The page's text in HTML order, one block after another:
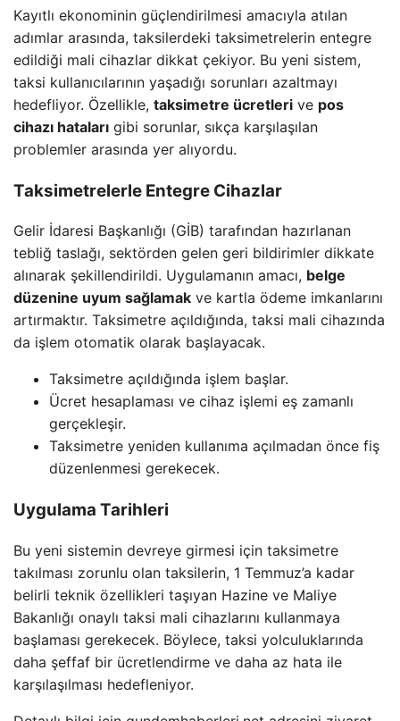
Kayıtlı ekonominin güçlendirilmesi amacıyla atılan
adımlar arasında, taksilerdeki taksimetrelerin entegre
edildiği mali cihazlar dikkat çekiyor. Bu yeni sistem,
taksi kullanıcılarının yaşadığı sorunları azaltmayı
hedefliyor. Özellikle, taksimetre ücretleri ve pos
cihazı hataları gibi sorunlar, sıkça karşılaşılan
problemler arasında yer alıyordu.
Taksimetrelerle Entegre Cihazlar
Gelir İdaresi Başkanlığı (GİB) tarafından hazırlanan
tebliğ taslağı, sektörden gelen geri bildirimler dikkate
alınarak şekillendirildi. Uygulamanın amacı, belge
düzenine uyum sağlamak ve kartla ödeme imkanlarını
artırmaktır. Taksimetre açıldığında, taksi mali cihazında
da işlem otomatik olarak başlayacak.
Taksimetre açıldığında işlem başlar.
Ücret hesaplaması ve cihaz işlemi eş zamanlı
gerçekleşir.
Taksimetre yeniden kullanıma açılmadan önce fiş
düzenlenmesi gerekecek.
Uygulama Tarihleri
Bu yeni sistemin devreye girmesi için taksimetre
takılması zorunlu olan taksilerin, 1 Temmuz’a kadar
belirli teknik özellikleri taşıyan Hazine ve Maliye
Bakanlığı onaylı taksi mali cihazlarını kullanmaya
başlaması gerekecek. Böylece, taksi yolculuklarında
daha şeffaf bir ücretlendirme ve daha az hata ile
karşılaşılması hedefleniyor.